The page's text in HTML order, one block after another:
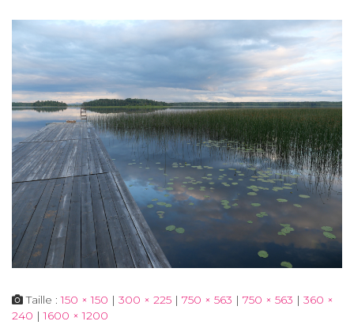
Taille :150 × 150 | 300 × 225 | 750 × 563 | 750 × 563 | 360 ×
240 | 1600 × 1200